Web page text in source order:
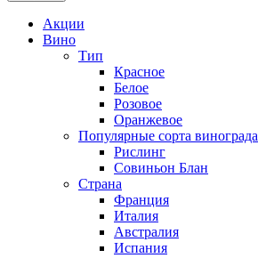
Акции
Вино
Тип
Красное
Белое
Розовое
Оранжевое
Популярные сорта винограда
Рислинг
Совиньон Блан
Страна
Франция
Италия
Австралия
Испания